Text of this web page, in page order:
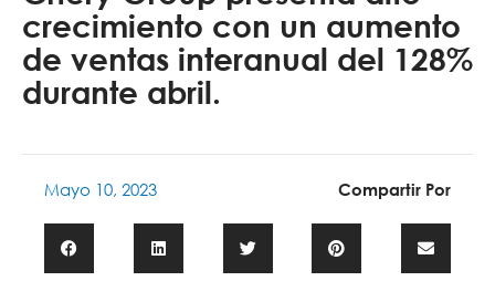
crecimiento con un aumento
de ventas interanual del 128%
durante abril.
Mayo 10, 2023 Compartir Por